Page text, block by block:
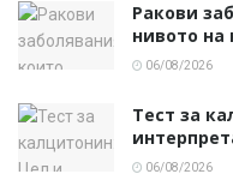
Ракови
нивото на
06/08/2026
Тест за
06/08/2026